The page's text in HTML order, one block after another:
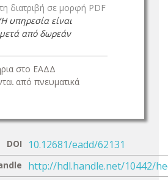
διατριβή σε μορφή PDF
υπηρεσία είναι
από δωρεάν
στο ΕΑΔΔ
από πνευματικά
DOI 10.12681/eadd/62131
http://hdl.handle.net/10442/